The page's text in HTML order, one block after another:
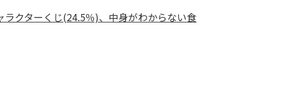
クターくじ(24.5％)、中身がわからない食